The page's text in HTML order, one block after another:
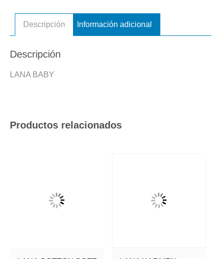
Descripción Información adicional
Descripción
LANA BABY
Productos relacionados